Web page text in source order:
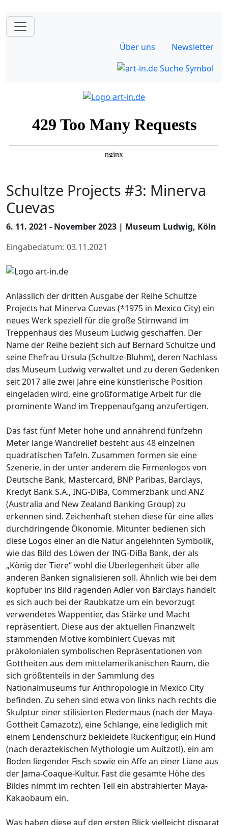
Über uns Newsletter
Schultze Projects #3: Minerva
Cuevas
6. 11. 2021 - November 2023 | Museum Ludwig, Köln
Eingabedatum: 03.11.2021
Anlässlich der dritten Ausgabe der Reihe Schultze
Projects hat Minerva Cuevas (*1975 in Mexico City) ein
neues Werk speziell für die große Stirnwand im
Treppenhaus des Museum Ludwig geschaffen. Der
Name der Reihe bezieht sich auf Bernard Schultze und
seine Ehefrau Ursula (Schultze-Bluhm), deren Nachlass
das Museum Ludwig verwaltet und zu deren Gedenken
seit 2017 alle zwei Jahre eine künstlerische Position
eingeladen wird, eine großformatige Arbeit für die
prominente Wand im Treppenaufgang anzufertigen.
Das fast fünf Meter hohe und annährend fünfzehn
Meter lange Wandrelief besteht aus 48 einzelnen
quadratischen Tafeln. Zusammen formen sie eine
Szenerie, in der unter anderem die Firmenlogos von
Deutsche Bank, Mastercard, BNP Paribas, Barclays,
Kredyt Bank S.A., ING-DiBa, Commerzbank und ANZ
(Australia and New Zealand Banking Group) zu
erkennen sind. Zeichenhaft stehen diese für eine alles
durchdringende Ökonomie. Mitunter bedienen sich
diese Logos einer an die Natur angelehnten Symbolik,
wie das Bild des Löwen der ING-DiBa Bank, der als
„König der Tiere“ wohl die Überlegenheit über alle
anderen Banken signalisieren soll. Ähnlich wie bei dem
kopfüber ins Bild ragenden Adler von Barclays handelt
es sich auch bei der Raubkatze um ein bevorzugt
verwendetes Wappentier, das Stärke und Macht
repräsentiert. Diese aus der aktuellen Finanzwelt
stammenden Motive kombiniert Cuevas mit
präkolonialen symbolischen Repräsentationen von
Gottheiten aus dem mittelamerikanischen Raum, die
sich größtenteils in der Sammlung des
Nationalmuseums für Anthropologie in Mexico City
befinden. Zu sehen sind etwa von links nach rechts die
Skulptur einer stilisierten Fledermaus (nach der Maya-
Gottheit Camazotz), eine Schlange, eine lediglich mit
einem Lendenschurz bekleidete Rückenfigur, ein Hund
(nach deraztekischen Mythologie um Auítzotl), ein am
Boden liegender Fisch sowie ein Affe an einer Liane aus
der Jama-Coaque-Kultur. Fast die gesamte Höhe des
Bildes nimmt im rechten Teil ein abstrahierter Maya-
Kakaobaum ein.
Was haben diese auf den ersten Blick vielleicht disparat